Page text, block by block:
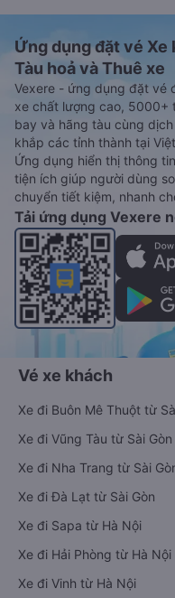
Ứng dụng đặt vé Xe
Tàu hoả và Thuê xe
Vexere - ứng dụng đặt vé
xe chất lượng cao, 5000+
bay và hãng tàu cùng
khắp các tỉnh thành tại
Ứng dụng hiển thị thông
tiện ích giúp người dùng
chuyển tiết kiệm, nhanh
Tải ứng dụng Vexere
Vé xe khách
Xe đi Buôn Mê Thuột từ
Xe đi Vũng Tàu từ Sài Gòn
Xe đi Nha Trang từ Sài
Xe đi Đà Lạt từ Sài Gòn
Xe đi Sapa từ Hà Nội
Xe đi Hải Phòng từ Hà Nội
Xe đi Vinh từ Hà Nội